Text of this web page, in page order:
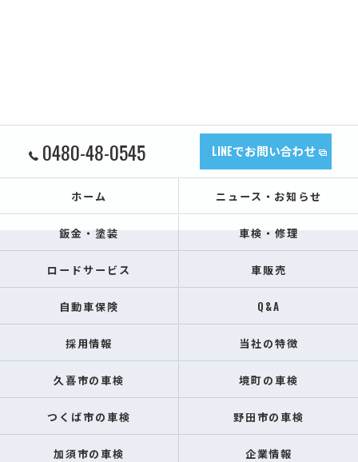
0480-48-0545 LINEでお問い合わせ
ホーム ニュース・お知らせ
鈑金・塗装 車検・修理
ロードサービス 車販売
自動車保険 Q&A
採用情報 当社の特徴
久喜市の車検 境町の車検
つくば市の車検 野田市の車検
加須市の車検 企業情報